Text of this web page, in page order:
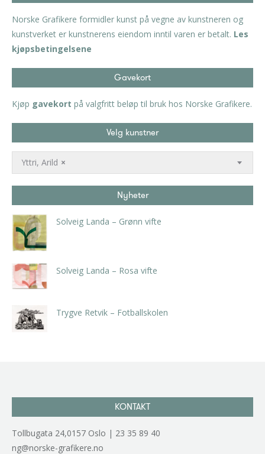
Norske Grafikere formidler kunst på vegne av kunstneren og
kunstverket er kunstnerens eiendom inntil varen er betalt. Les
kjøpsbetingelsene
Gavekort
Kjøp gavekort på valgfritt beløp til bruk hos Norske Grafikere.
Velg kunstner
×
Yttri, Arild
Nyheter
Solveig Landa – Grønn vifte
Solveig Landa – Rosa vifte
Trygve Retvik – Fotballskolen
KONTAKT
Tollbugata 24,0157 Oslo | 23 35 89 40
ng@norske-grafikere.no